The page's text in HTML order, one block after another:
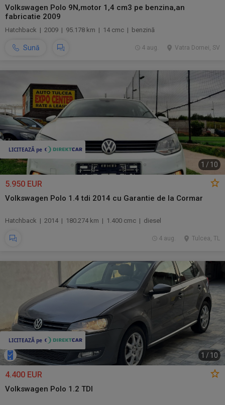
Volkswagen Polo 9N,motor 1,4 cm3 pe benzina,an
fabricatie 2009
Hatchback | 2009 | 95.178 km | 14 cmc | benzină
Sună Vatra Dornei, SV
4 aug.
1 / 10
5.950 EUR
Volkswagen Polo 1.4 tdi 2014 cu Garantie de la Cormar
Hatchback | 2014 | 180.274 km | 1.400 cmc | diesel
Tulcea, TL
4 aug.
1 / 10
4.400 EUR
Volkswagen Polo 1.2 TDI